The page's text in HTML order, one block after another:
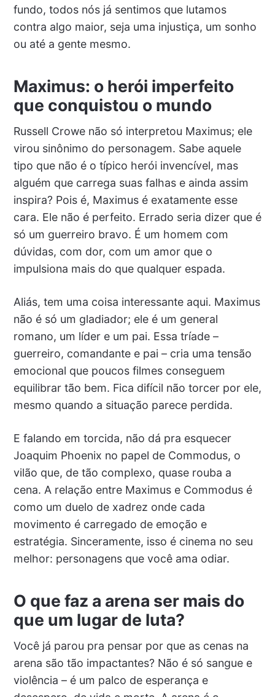
fundo, todos nós já sentimos que lutamos
contra algo maior, seja uma injustiça, um sonho
ou até a gente mesmo.
Maximus: o herói imperfeito
que conquistou o mundo
Russell Crowe não só interpretou Maximus; ele
virou sinônimo do personagem. Sabe aquele
tipo que não é o típico herói invencível, mas
alguém que carrega suas falhas e ainda assim
inspira? Pois é, Maximus é exatamente esse
cara. Ele não é perfeito. Errado seria dizer que é
só um guerreiro bravo. É um homem com
dúvidas, com dor, com um amor que o
impulsiona mais do que qualquer espada.
Aliás, tem uma coisa interessante aqui. Maximus
não é só um gladiador; ele é um general
romano, um líder e um pai. Essa tríade –
guerreiro, comandante e pai – cria uma tensão
emocional que poucos filmes conseguem
equilibrar tão bem. Fica difícil não torcer por ele,
mesmo quando a situação parece perdida.
E falando em torcida, não dá pra esquecer
Joaquim Phoenix no papel de Commodus, o
vilão que, de tão complexo, quase rouba a
cena. A relação entre Maximus e Commodus é
como um duelo de xadrez onde cada
movimento é carregado de emoção e
estratégia. Sinceramente, isso é cinema no seu
melhor: personagens que você ama odiar.
O que faz a arena ser mais do
que um lugar de luta?
Você já parou pra pensar por que as cenas na
arena são tão impactantes? Não é só sangue e
violência – é um palco de esperança e